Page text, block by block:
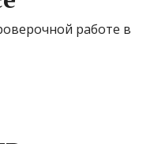
работе в